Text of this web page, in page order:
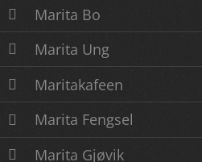
Marita Bo
Marita Ung
Maritakafeen
Marita Fengsel
Marita Gjøvik